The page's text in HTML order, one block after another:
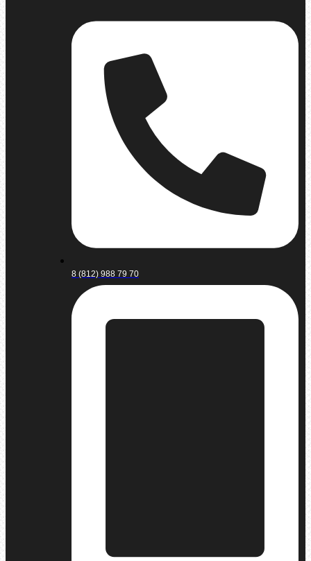
8 (812) 988 79 70